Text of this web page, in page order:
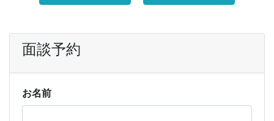
面談予約
お名前